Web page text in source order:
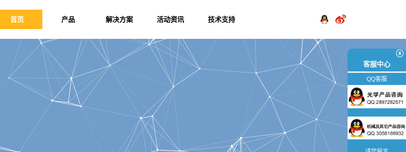
首页 产品 解决方案 活动资讯 技术支持
ⓧ
客服中心
QQ客服